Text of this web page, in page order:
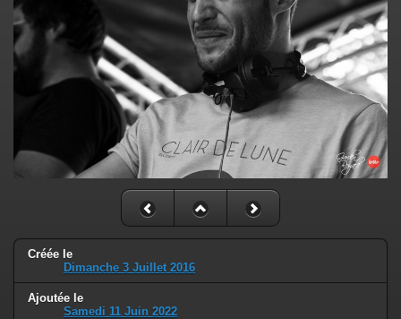
Créée le
Dimanche 3 Juillet 2016
Ajoutée le
Samedi 11 Juin 2022